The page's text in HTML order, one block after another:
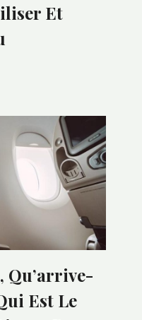
Et
Qu’arrive-
Est Le